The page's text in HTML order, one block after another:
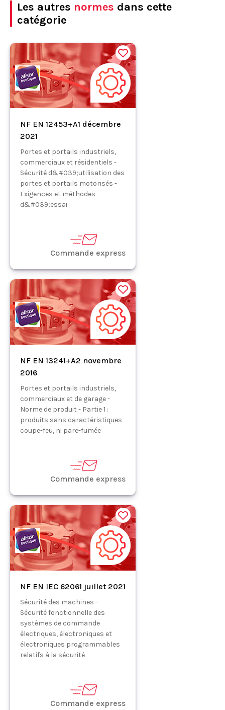
Les autres normes dans cette
catégorie
NF EN 12453+A1 décembre
2021
Portes et portails industriels,
commerciaux et résidentiels -
Sécurité d&#039;utilisation des
portes et portails motorisés -
Exigences et méthodes
d&#039;essai
Commande express
NF EN 13241+A2 novembre
2016
Portes et portails industriels,
commerciaux et de garage -
Norme de produit - Partie 1 :
produits sans caractéristiques
coupe-feu, ni pare-fumée
Commande express
NF EN IEC 62061 juillet 2021
Sécurité des machines -
Sécurité fonctionnelle des
systèmes de commande
électriques, électroniques et
électroniques programmables
relatifs à la sécurité
Commande express